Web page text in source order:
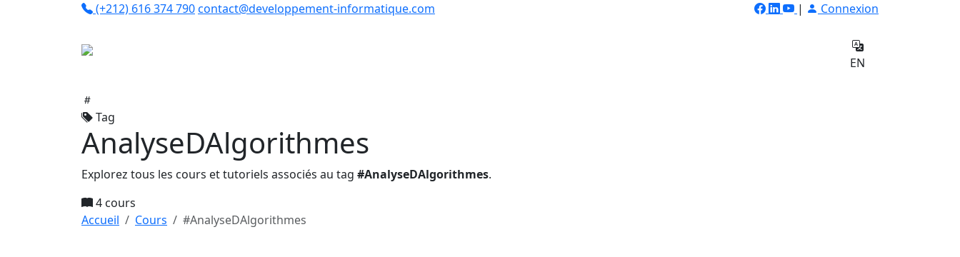
(+212) 616 374 790contact@developpement-informatique.com |
Connexion
EN
Tag
AnalyseDAlgorithmes
Explorez tous les cours et tutoriels associés au tag #AnalyseDAlgorithmes.
4 cours
Accueil
Cours #AnalyseDAlgorithmes